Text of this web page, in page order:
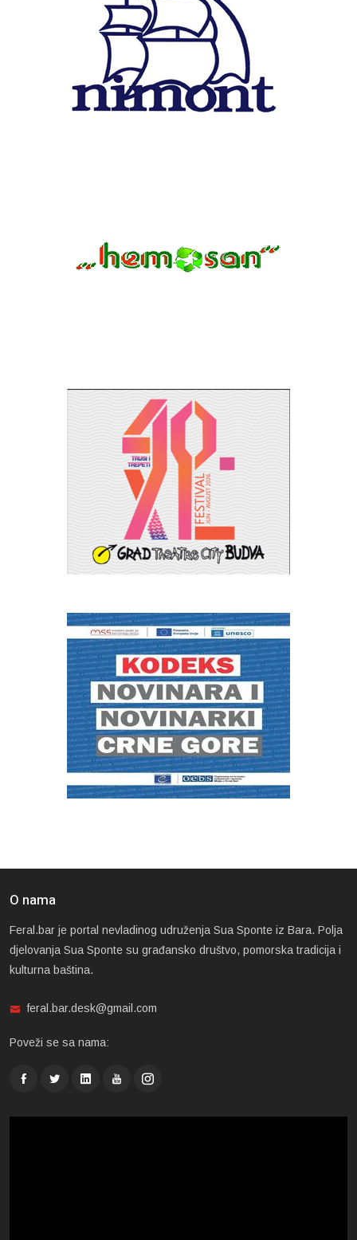
O nama
Feral.bar je portal nevladinog udruženja Sua Sponte iz Bara. Polja
djelovanja Sua Sponte su građansko društvo, pomorska tradicija i
kulturna baština.
feral.bar.desk@gmail.com
Poveži se sa nama: